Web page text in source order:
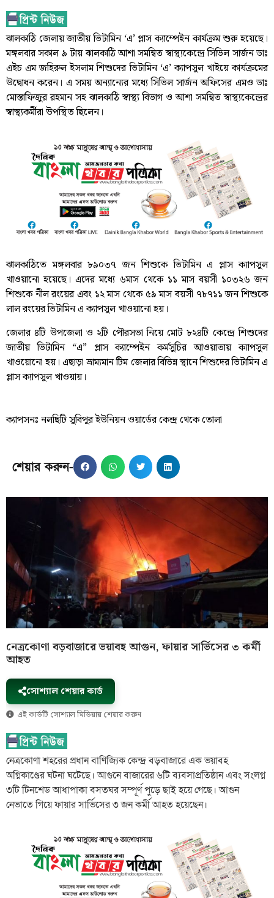
ঝালকাঠি জেলায় জাতীয় ভিটামিন ‘এ’ প্লাস ক্যাম্পেইন কার্যক্রম শুরু হয়েছে।
মঙ্গলবার সকাল ৯ টায় ঝালকাঠি আশা সমন্বিত স্বাস্থ্যকেন্দ্রে সিভিল সার্জন ডাঃ
এইচ এম জহিরুল ইসলাম শিশুদের ভিটামিন ‘এ’ ক্যাপসুল খাইয়ে কার্যক্রমের
উদ্বোধন করেন। এ সময় অন্যান্যের মধ্যে সিভিল সার্জন অফিসের এমও ডাঃ
মোস্তাফিজুর রহমান সহ ঝালকাঠি স্বাস্থ্য বিভাগ ও আশা সমন্বিত স্বাস্থ্যকেন্দ্রের
স্বাস্থ্যকর্মীরা উপস্থিত ছিলেন।
ঝালকাঠিতে মঙ্গলবার ৮৯০৩৭ জন শিশুকে ভিটামিন এ প্লাস ক্যাপসুল
খাওয়ানো হয়েছে। এদের মধ্যে ৬মাস থেকে ১১ মাস বয়সী ১০৩২৬ জন
শিশুকে নীল রংয়ের এবং ১২ মাস থেকে ৫৯ মাস বয়সী ৭৮৭১১ জন শিশুকে
লাল রংয়ের ভিটামিন এ ক্যাপসুল খাওয়ানো হয়।
জেলার ৪টি উপজেলা ও ২টি পৌরসভা নিয়ে মোট ৮২৪টি কেন্দ্রে শিশুদের
জাতীয় ভিটামিন “এ” প্লাস ক্যাম্পেইন কর্মসুচির আওয়াতায় ক্যাপসুল
খাওয়োনো হয়। এছাড়া ভ্রাম্যমান টিম জেলার বিভিন্ন স্থানে শিশুদের ভিটামিন এ
প্লাস ক্যাপসুল খাওয়ায়।
ক্যাপসনঃ নলছিটি সুবিপুর ইউনিয়ন ওয়ার্ডের কেন্দ্র থেকে তোলা
শেয়ার করুন-
নেত্রকোণা বড়বাজারে ভয়াবহ আগুন, ফায়ার সার্ভিসের ৩ কর্মী
আহত
সোশ্যাল শেয়ার কার্ড
এই কার্ডটি সোশ্যাল মিডিয়ায় শেয়ার করুন
নেত্রকোণা শহরের প্রধান বাণিজ্যিক কেন্দ্র বড়বাজারে এক ভয়াবহ
অগ্নিকাণ্ডের ঘটনা ঘটেছে। আগুনে বাজারের ৬টি ব্যবসাপ্রতিষ্ঠান এবং সংলগ্ন
৩টি টিনশেড আধাপাকা বসতঘর সম্পূর্ণ পুড়ে ছাই হয়ে গেছে। আগুন
নেভাতে গিয়ে ফায়ার সার্ভিসের ৩ জন কর্মী আহত হয়েছেন।